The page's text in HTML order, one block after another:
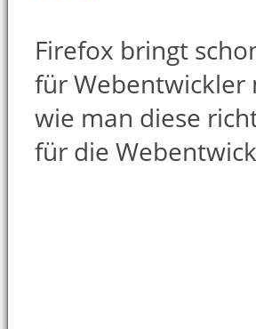
Firefox bringt
für Webentwickler
wie man diese
für die